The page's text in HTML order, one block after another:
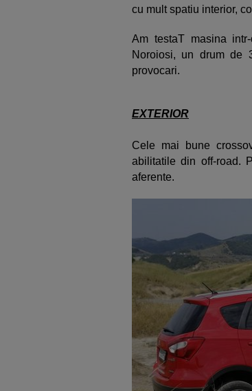
cu mult spatiu interior,
Am testaT masina
Noroiosi, un drum de
provocari.
EXTERIOR
Cele mai bune
abilitatile din off-road.
aferente.